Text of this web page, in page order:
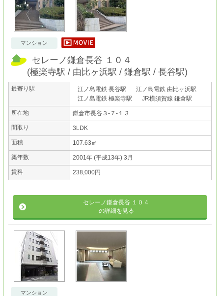
マンション
セレーノ鎌倉長谷 １０４
(極楽寺駅 由比ヶ浜駅 鎌倉駅 長谷駅)
最寄り駅 江ノ島電鉄 長谷駅
江ノ島電鉄 由比ヶ浜駅
江ノ島電鉄 極楽寺駅
JR横須賀線 鎌倉駅
所在地 鎌倉市長谷３-７-１３
間取り 3LDK
面積 107.63㎡
築年数 2001年 (平成13年) 3月
賃料 238,000円
セレーノ鎌倉長谷 １０４
の詳細を見る
マンション